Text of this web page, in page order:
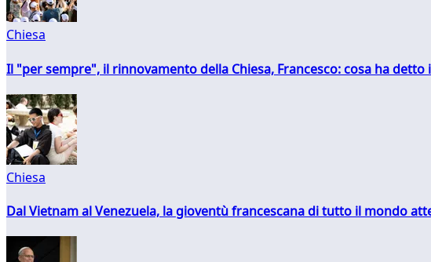
Chiesa
Il "per sempre", il rinnovamento della Chiesa, Francesco: cosa ha detto
Chiesa
Dal Vietnam al Venezuela, la gioventù francescana di tutto il mondo